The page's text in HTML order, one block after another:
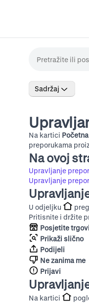
Sadržaj
Na kartici
preporukama
Na ovoj
Upravljanje
Upravljanje
U odjeljku
Pritisnite i držite
Posjetite
Prikaži slično
Podijeli
Ne zanima me
Prijavi
Na kartici